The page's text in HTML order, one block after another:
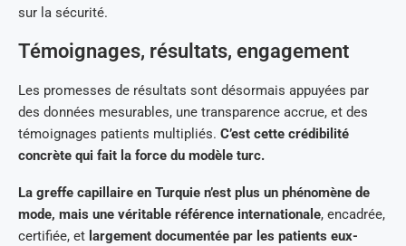
sur la sécurité.
Témoignages, résultats, engagement
Les promesses de résultats sont désormais appuyées par
des données mesurables, une transparence accrue, et des
témoignages patients multipliés. C’est cette crédibilité
concrète qui fait la force du modèle turc.
La greffe capillaire en Turquie n’est plus un phénomène de
mode, mais une véritable référence internationale, encadrée,
certifiée, et largement documentée par les patients eux-